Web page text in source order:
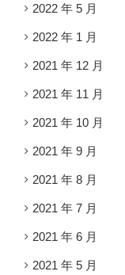
2022 年 5 月
2022 年 1 月
2021 年 12 月
2021 年 11 月
2021 年 10 月
2021 年 9 月
2021 年 8 月
2021 年 7 月
2021 年 6 月
2021 年 5 月